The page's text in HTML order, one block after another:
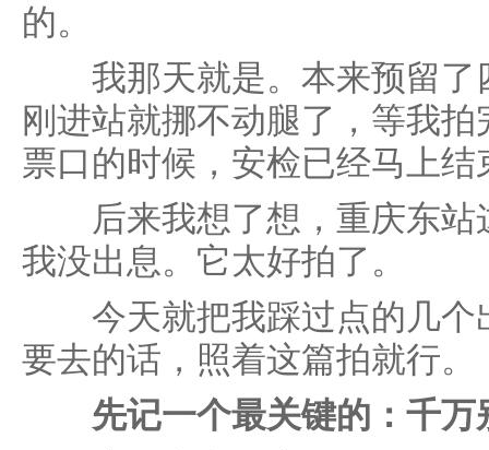
的。
我那天就是。本来预留了
刚进站就挪不动腿了，等我
票口的时候，安检已经马上结
后来我想了想，重庆东站
我没出息。它太好拍了。
今天就把我踩过点的几个
要去的话，照着这篇拍就行。
先记一个最关键的：千